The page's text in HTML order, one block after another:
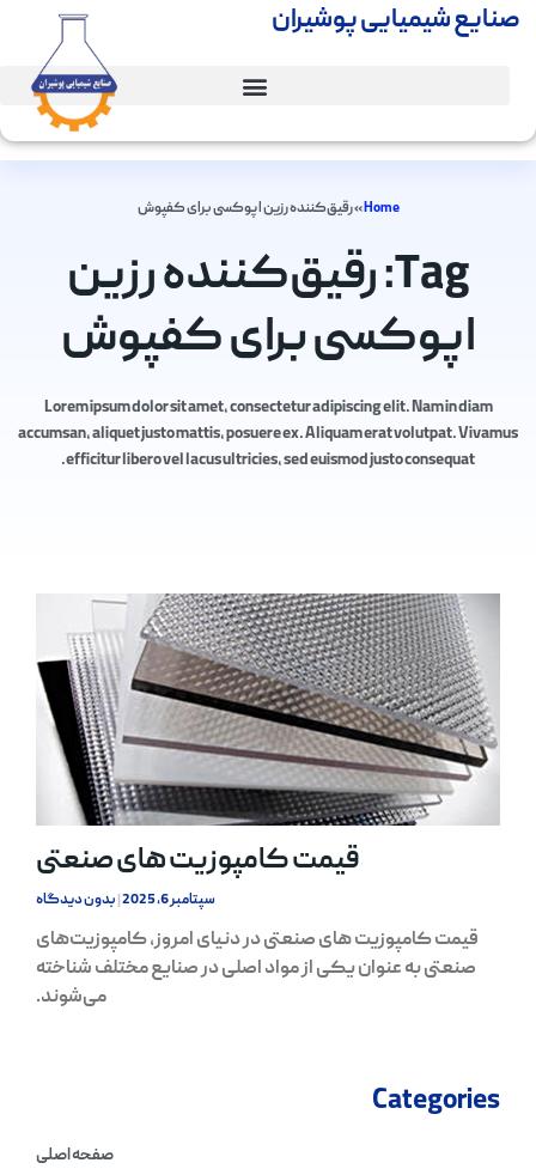
صنایع شیمیایی پوشیران
Home
»رقیق‌کننده رزین اپوکسی برای کفپوش
Tag: رقیق‌کننده رزین
اپوکسی برای کفپوش
Lorem ipsum dolor sit amet, consectetur adipiscing elit. Nam in diam
accumsan, aliquet justo mattis, posuere ex. Aliquam erat volutpat. Vivamus
efficitur libero vel lacus ultricies, sed euismod justo consequat.
قیمت کامپوزیت های صنعتی
سپتامبر 6, 2025 بدون دیدگاه
قیمت کامپوزیت های صنعتی در دنیای امروز، کامپوزیت‌های
صنعتی به عنوان یکی از مواد اصلی در صنایع مختلف شناخته
می‌شوند.
Categories
صفحه اصلی